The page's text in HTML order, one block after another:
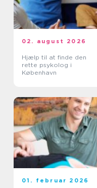
02. august 2026
Hjælp til at finde den
rette psykolog i
København
01. februar 2026